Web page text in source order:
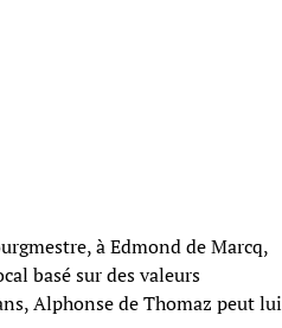
à Edmond de Marcq,
basé sur des valeurs
Alphonse de Thomaz peut lui